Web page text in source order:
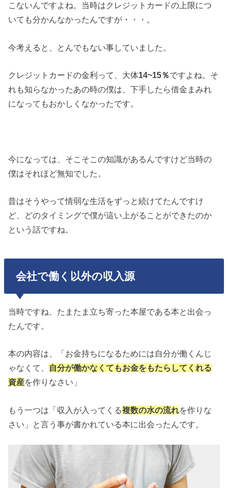
こないんですよね。当時はクレジットカードの上限につ
いても分かんなかったんですが・・・。
今考えると、とんでもない事していました。
クレジットカードの金利って、大体14~15％ですよね。そ
れも知らなかったあの時の僕は、下手したら借金まみれ
になってもおかしくなかったです。
今になっては、そこそこの知識があるんですけど当時の
僕はそれほど無知でした。
昔はそうやって情弱な生活をずっと続けてたんですけ
ど、どのタイミングで僕が這い上がることができたのか
という話ですね。
会社で働く以外の収入源
当時ですね、たまたま立ち寄った本屋である本と出会っ
たんです。
本の内容は、「お金持ちになるためには自分が働くんじ
ゃなくて、 自分が働かなくてもお金をもたらしてくれる
資産を作りなさい」
もう一つは「収入が入ってくる複数の水の流れを作りな
さい」と言う事が書かれている本に出会ったんです。